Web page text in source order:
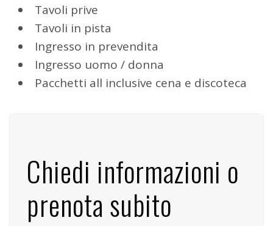
Tavoli prive
Tavoli in pista
Ingresso in prevendita
Ingresso uomo / donna
Pacchetti all inclusive cena e discoteca
Chiedi informazioni o
prenota subito